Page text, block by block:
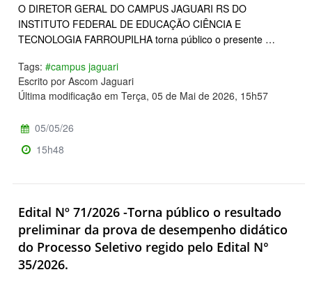
O DIRETOR GERAL DO CAMPUS JAGUARI RS DO
INSTITUTO FEDERAL DE EDUCAÇÃO CIÊNCIA E
TECNOLOGIA FARROUPILHA torna público o presente …
Tags: #campus jaguari
Escrito por Ascom Jaguari
Última modificação em Terça, 05 de Mai de 2026, 15h57
05/05/26
15h48
Edital Nº 71/2026 -Torna público o resultado
preliminar da prova de desempenho didático
do Processo Seletivo regido pelo Edital N°
35/2026.